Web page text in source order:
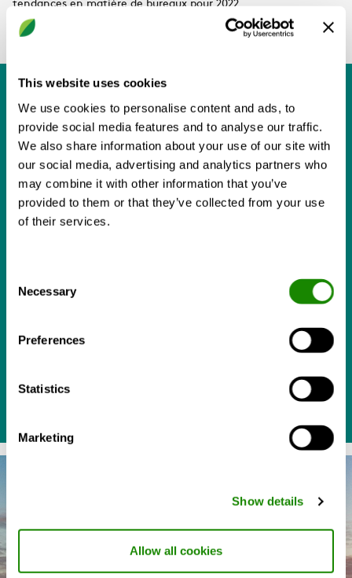
This website uses cookies
We use cookies to personalise content and ads, to
provide social media features and to analyse our traffic.
We also share information about your use of our site with
our social media, advertising and analytics partners who
may combine it with other information that you’ve
provided to them or that they’ve collected from your use
of their services.
Selection
Necessary
Preferences
Statistics
Marketing
Show details
Allow all cookies
tendances en matière de bureaux pour 2022
Le bureau doit être un lieu de
travail équilibré qui soutient
travail équilibré et le bureau du